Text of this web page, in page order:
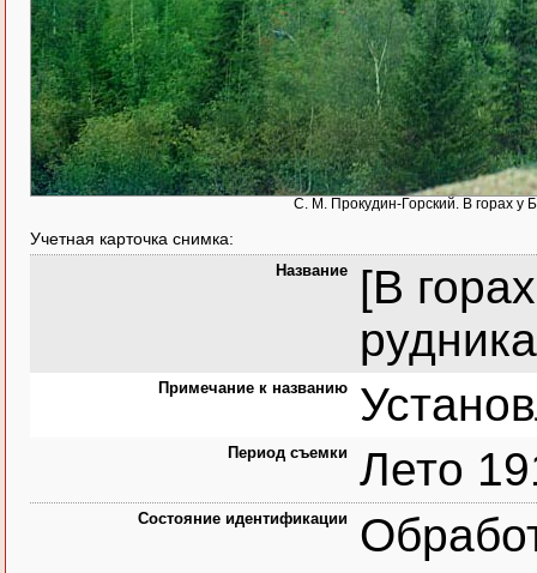
С. М. Прокудин-Горский. В горах у
Учетная карточка снимка:
Название
[В
Примечание к названию
Период съемки Лето
Состояние идентификации